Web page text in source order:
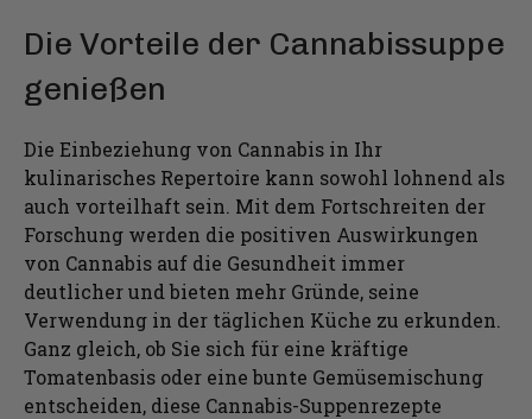
Die Vorteile der Cannabissuppe
genießen
Die Einbeziehung von Cannabis in Ihr
kulinarisches Repertoire kann sowohl lohnend als
auch vorteilhaft sein. Mit dem Fortschreiten der
Forschung werden die positiven Auswirkungen
von Cannabis auf die Gesundheit immer
deutlicher und bieten mehr Gründe, seine
Verwendung in der täglichen Küche zu erkunden.
Ganz gleich, ob Sie sich für eine kräftige
Tomatenbasis oder eine bunte Gemüsemischung
entscheiden, diese Cannabis-Suppenrezepte